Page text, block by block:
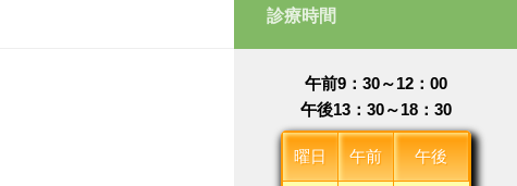
診療時間
午前9：30～12：00
午後13：30～18：30
曜日 午前 午後